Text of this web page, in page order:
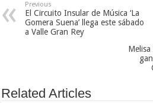
Previous
El Circuito Insular de Música ‘La
Gomera Suena’ llega este sábado
a Valle Gran Rey
Related Articles
Experiencia
visita. Si
rechaza estas